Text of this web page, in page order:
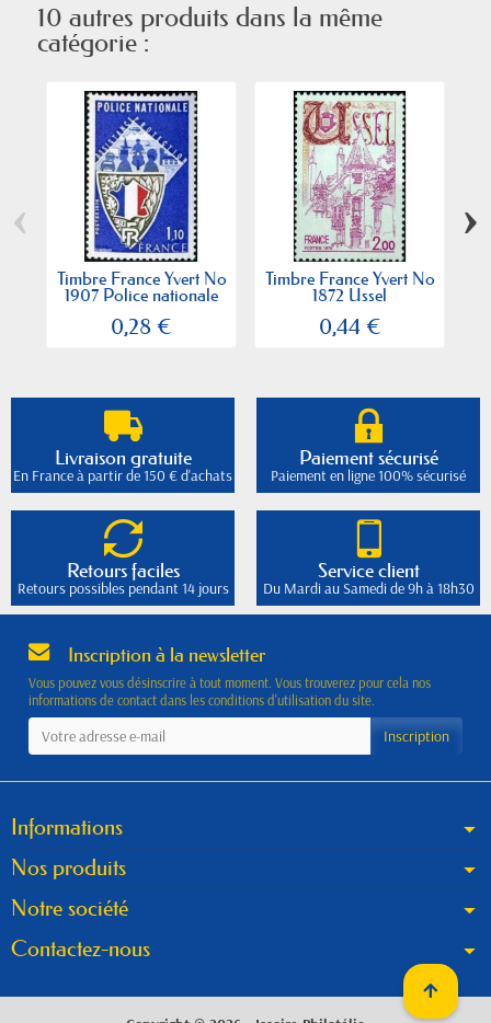
10 autres produits dans la même
catégorie :
Timbre France Yvert No
1907 Police nationale
0,28 €
Timbre France Yvert No
1872 Ussel
0,44 €
‹ ›
Livraison gratuite
En France à partir de 150 € d'achats
Paiement sécurisé
Paiement en ligne 100% sécurisé
Retours faciles
Retours possibles pendant 14 jours
Service client
Du Mardi au Samedi de 9h à 18h30
Inscription à la newsletter
Vous pouvez vous désinscrire à tout moment. Vous trouverez pour cela nos
informations de contact dans les conditions d'utilisation du site.
Informations
Nos produits
Notre société
Contactez-nous